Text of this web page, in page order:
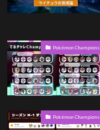
Pokémon Champions
Pokémon Champions